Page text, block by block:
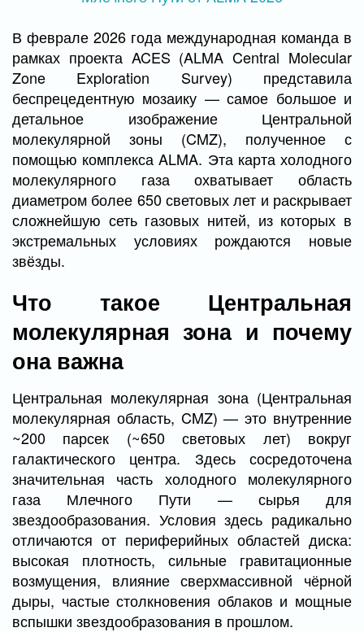
В феврале 2026 года международная команда в
рамках проекта ACES (ALMA Central Molecular
Zone Exploration Survey) представила
беспрецедентную мозаику — самое большое и
детальное изображение Центральной
молекулярной зоны (CMZ), полученное с
помощью комплекса ALMA. Эта карта холодного
молекулярного газа охватывает область
диаметром более 650 световых лет и раскрывает
сложнейшую сеть газовых нитей, из которых в
экстремальных условиях рождаются новые
звёзды.
Что такое Центральная
молекулярная зона и почему
она важна
Центральная молекулярная зона (Центральная
молекулярная область, CMZ) — это внутренние
~200 парсек (~650 световых лет) вокруг
галактического центра. Здесь сосредоточена
значительная часть холодного молекулярного
газа Млечного Пути — сырья для
звездообразования. Условия здесь радикально
отличаются от периферийных областей диска:
высокая плотность, сильные гравитационные
возмущения, влияние сверхмассивной чёрной
дыры, частые столкновения облаков и мощные
вспышки звездообразования в прошлом.